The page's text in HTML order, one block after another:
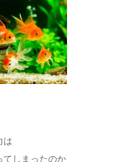
は
しまったのか＿＿